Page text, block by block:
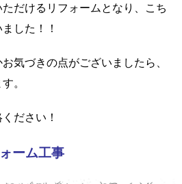
だけるリフォームとなり、こち
した！！
気づきの点がございましたら、
。
ださい！
ーム工事